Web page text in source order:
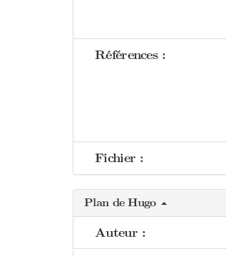
Références :
Fichier :
Plan de Hugo
Auteur :